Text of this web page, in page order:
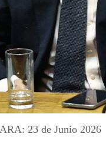
23 de Junio 2026